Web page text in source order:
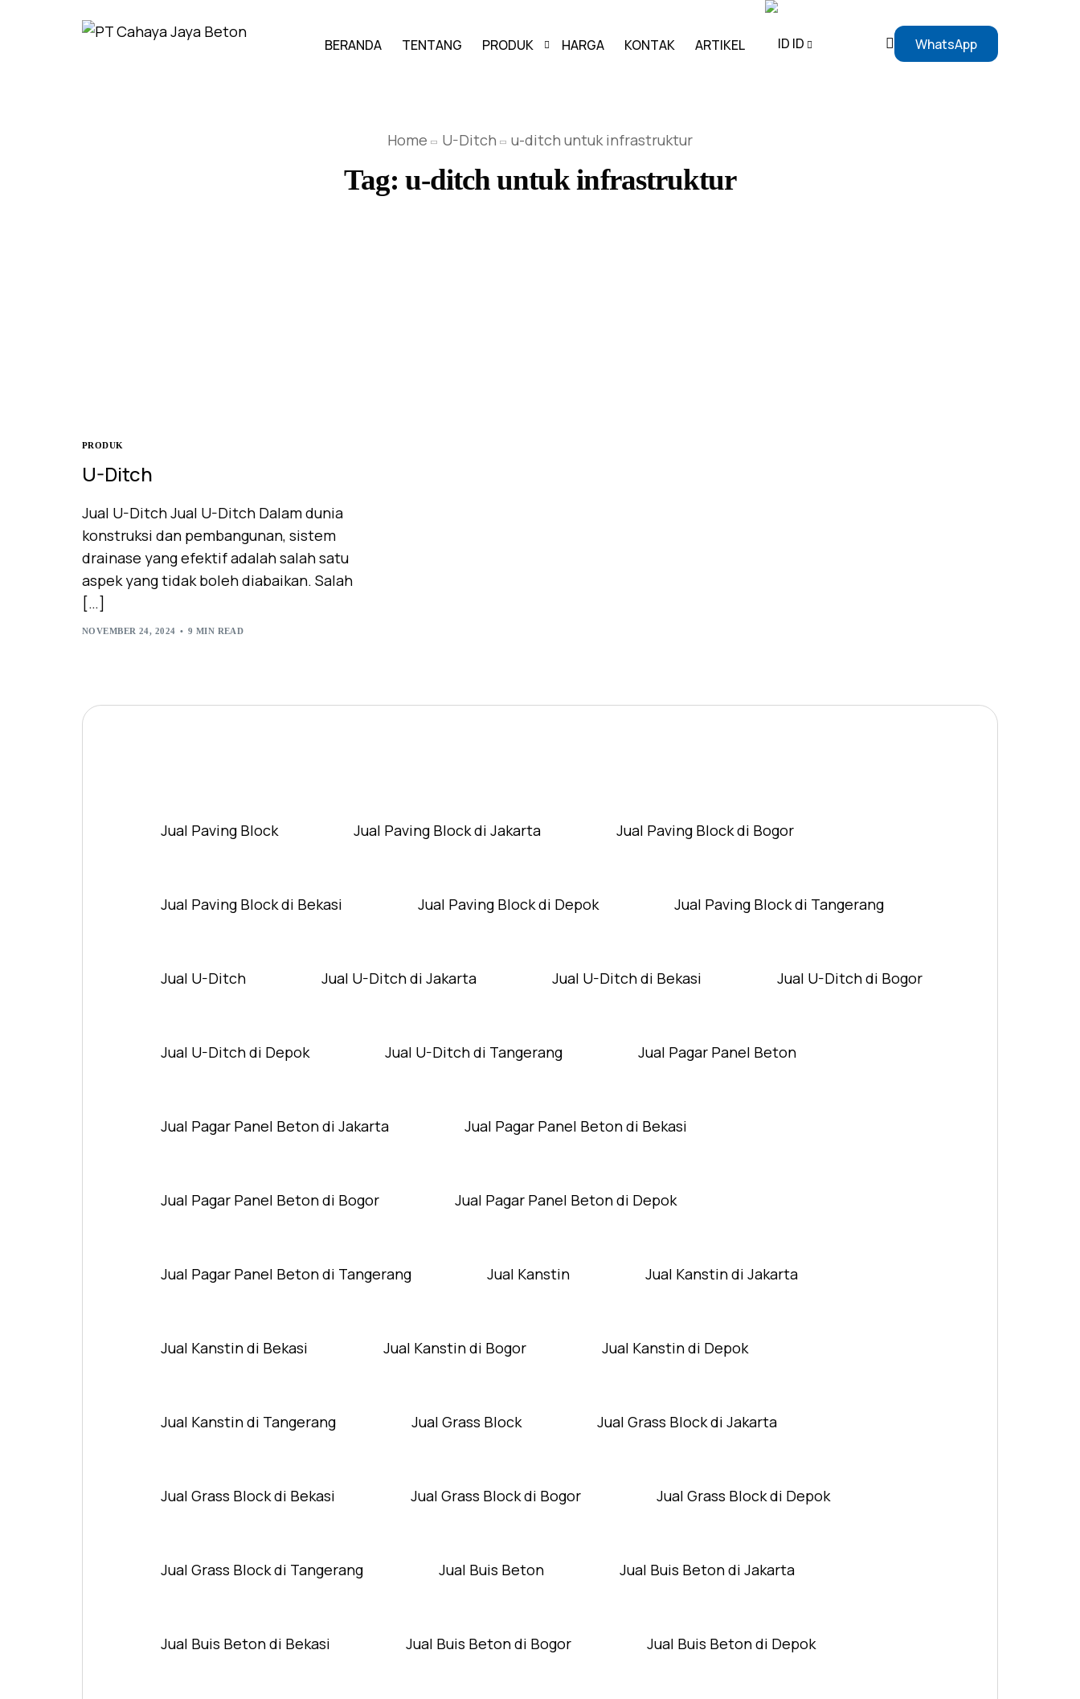
BERANDA TENTANG PRODUK
PAVING BLOCK
GRASS BLOCK
HARGA KONTAK ARTIKEL ID WhatsApp
Home U-Ditch u-ditch untuk infrastruktur
Tag:u-ditch untuk infrastruktur
PRODUK
U-Ditch
Jual U-Ditch Jual U-Ditch Dalam dunia
konstruksi dan pembangunan, sistem
drainase yang efektif adalah salah satu
aspek yang tidak boleh diabaikan. Salah
[…]
NOVEMBER 24, 2024 9 MIN READ
Jual Paving Block Jual Paving Block di Jakarta Jual Paving Block di Bogor
Jual Paving Block di Bekasi Jual Paving Block di Depok Jual Paving Block di Tangerang
Jual U-Ditch Jual U-Ditch di Jakarta Jual U-Ditch di Bekasi Jual U-Ditch di Bogor
Jual U-Ditch di Depok Jual U-Ditch di Tangerang Jual Pagar Panel Beton
Jual Pagar Panel Beton di Jakarta Jual Pagar Panel Beton di Bekasi
Jual Pagar Panel Beton di Bogor Jual Pagar Panel Beton di Depok
Jual Pagar Panel Beton di Tangerang Jual Kanstin Jual Kanstin di Jakarta
Jual Kanstin di Bekasi Jual Kanstin di Bogor Jual Kanstin di Depok
Jual Kanstin di Tangerang Jual Grass Block Jual Grass Block di Jakarta
Jual Grass Block di Bekasi Jual Grass Block di Bogor Jual Grass Block di Depok
Jual Grass Block di Tangerang Jual Buis Beton Jual Buis Beton di Jakarta
Jual Buis Beton di Bekasi Jual Buis Beton di Bogor Jual Buis Beton di Depok